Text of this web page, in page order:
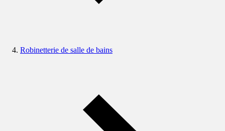
Robinetterie de salle de bains